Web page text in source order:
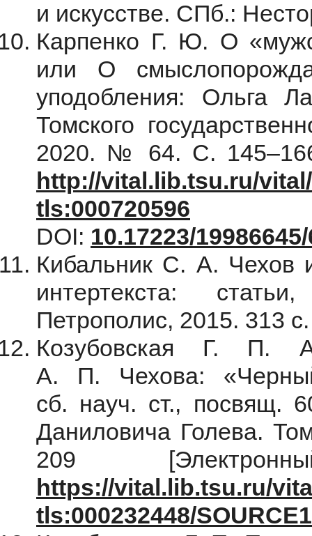
и искусстве. СПб.:
Карпенко Г. Ю. О
или О
уподобления: Ольга
Томского
2020. № 64. С.
http://vital.lib.tsu.ru/
tls:000720596
DOI: 10.17223/
Кибальник С. А. Чехов
интертекста:
Петрополис, 2015. 313
Козубовская Г. П.
А. П. Чехова:
сб. науч. ст., посвящ.
Даниловича Голева.
209
https://vital.lib.tsu.ru/
tls:000232448/